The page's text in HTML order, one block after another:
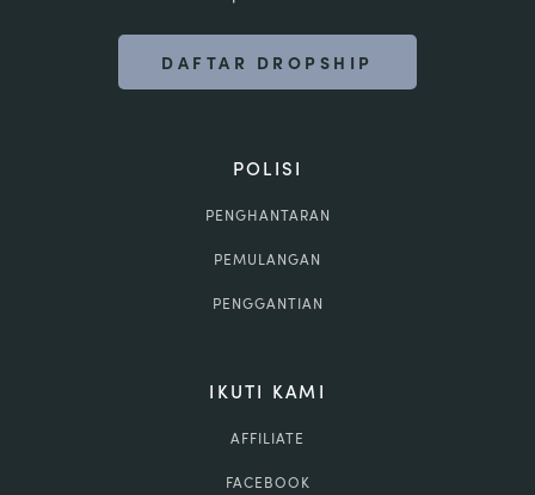
DAFTAR DROPSHIP
POLISI
PENGHANTARAN
PEMULANGAN
PENGGANTIAN
IKUTI KAMI
AFFILIATE
FACEBOOK